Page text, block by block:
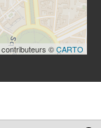
contributeurs ©CARTO